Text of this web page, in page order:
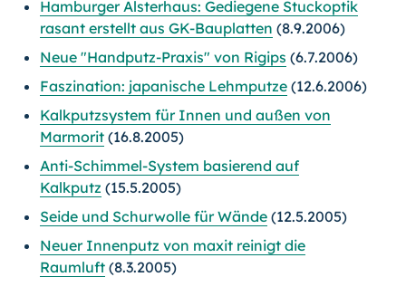
Hamburger Alsterhaus: Gediegene Stuckoptik
rasant erstellt aus GK-Bauplatten (8.9.2006)
Neue "Handputz-Praxis" von Rigips (6.7.2006)
Faszination: japanische Lehmputze (12.6.2006)
Kalkputzsystem für Innen und außen von
Marmorit (16.8.2005)
Anti-Schimmel-System basierend auf
Kalkputz (15.5.2005)
Seide und Schurwolle für Wände (12.5.2005)
Neuer Innenputz von maxit reinigt die
Raumluft (8.3.2005)